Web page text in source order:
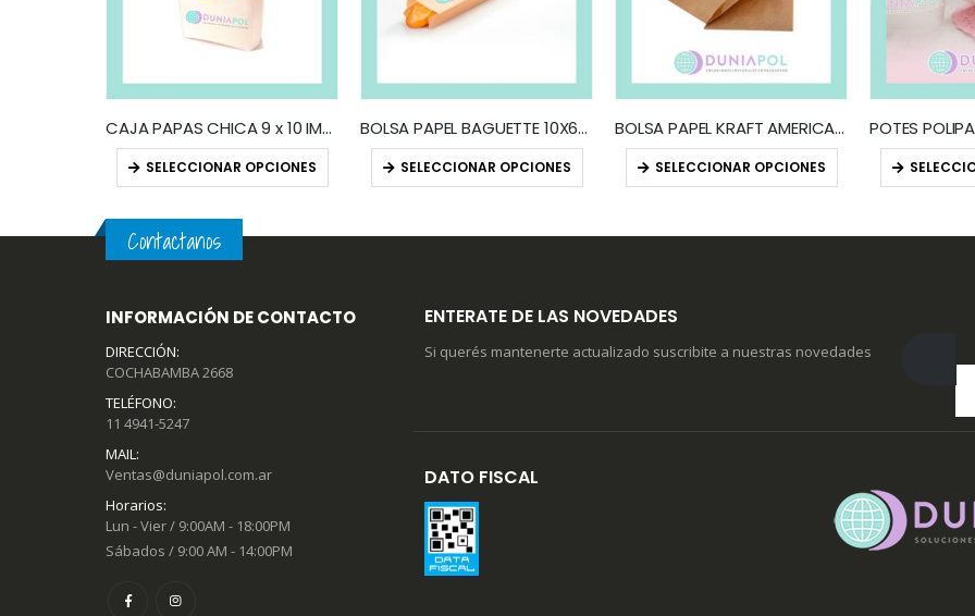
CAJA PAPAS CHICA 9 x 10 IMPRESA
SELECCIONAR OPCIONES
BOLSA PAPEL BAGUETTE 10X60 IMPRESA
SELECCIONAR OPCIONES
BOLSA PAPEL KRAFT AMERICANA IMPRESA
SELECCIONAR OPCIONES
Contactanos
INFORMACIÓN DE CONTACTO
DIRECCIÓN:
COCHABAMBA 2668
TELÉFONO:
11 4941-5247
MAIL:
Ventas@duniapol.com.ar
Horarios:
Lun - Vier / 9:00AM - 18:00PM
Sábados / 9:00 AM - 14:00PM
ENTERATE DE LAS NOVEDADES
Si querés mantenerte actualizado suscribite a nuestras novedades
DATO FISCAL